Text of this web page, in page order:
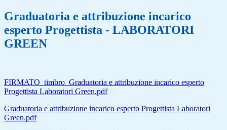
Graduatoria e attribuzione incarico
esperto Progettista - LABORATORI
GREEN
FIRMATO_timbro_Graduatoria e attribuzione incarico esperto
Progettista Laboratori Green.pdf
Graduatoria e attribuzione incarico esperto Progettista Laboratori
Green.pdf